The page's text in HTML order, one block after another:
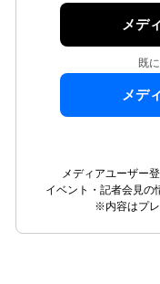
メデ
既
メデ
メディアユーザー
イベント・記者会見の
※内容はプレ